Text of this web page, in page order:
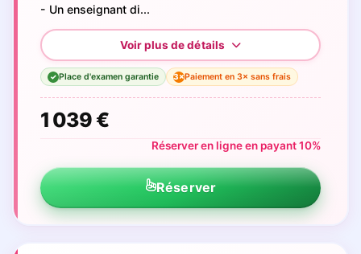
- Un enseignant di...
✓ Place d'examen garantie 3×Paiement en 3× sans frais
1 039 €
Réserver en ligne en payant 10%
Réserver